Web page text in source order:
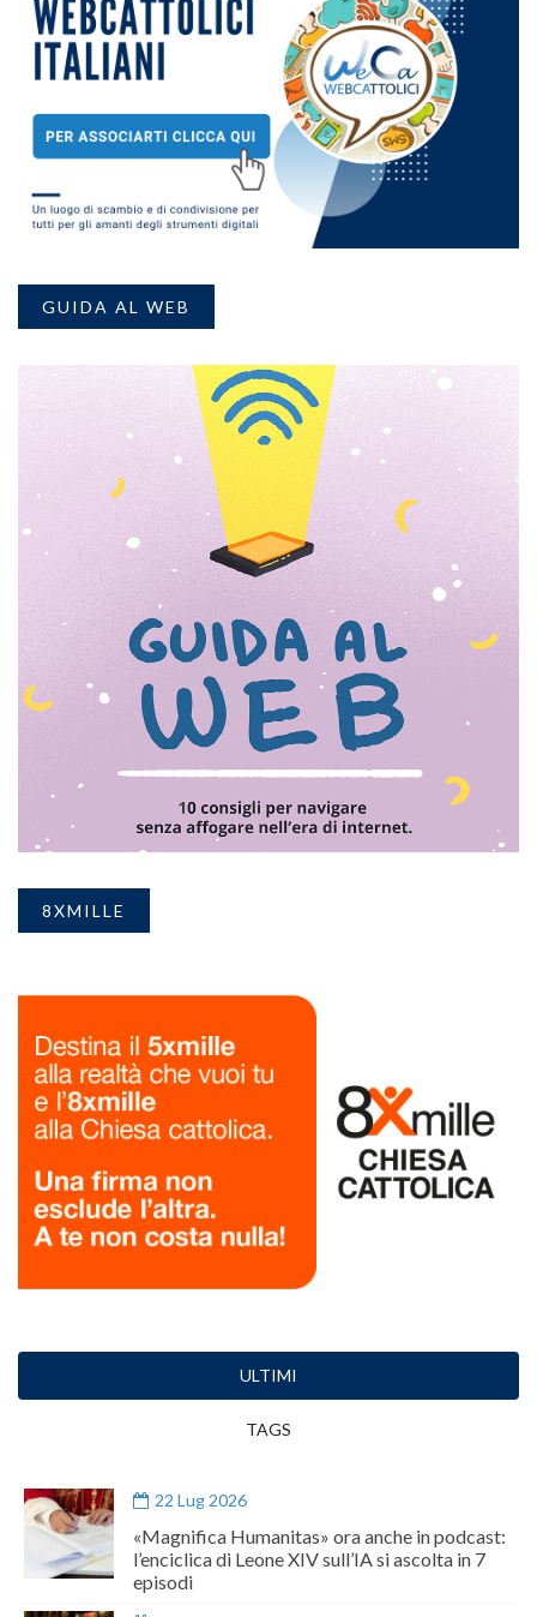
GUIDA AL WEB
8XMILLE
ULTIMI
TAGS
22 Lug 2026
«Magnifica Humanitas» ora anche in podcast:
l’enciclica di Leone XIV sull’IA si ascolta in 7
episodi